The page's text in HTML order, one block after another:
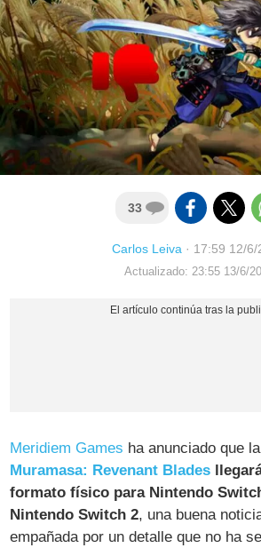
33
Carlos Leiva · 17:59 12/6/
Actualizado: 23:55 13/6/
Meridiem Games ha anunciado que
Muramasa: Revenant Blades
formato físico para Nintendo
Nintendo Switch 2, una buena
empañada por un detalle que no ha